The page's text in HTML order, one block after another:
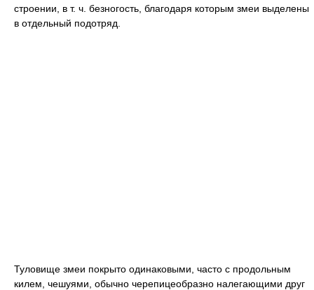
строении, в т. ч. безногость, благодаря которым змеи выделены
в отдельный подотряд.
Туловище змеи покрыто одинаковыми, часто с продольным
килем, чешуями, обычно черепицеобразно налегающими друг